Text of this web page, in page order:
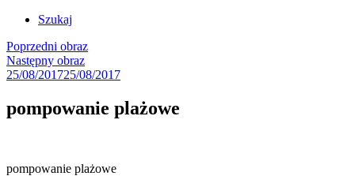
Szukaj
Poprzedni obraz
Następny obraz
Posted
25/08/201725/08/2017
pompowanie plażowe
pompowanie plażowe